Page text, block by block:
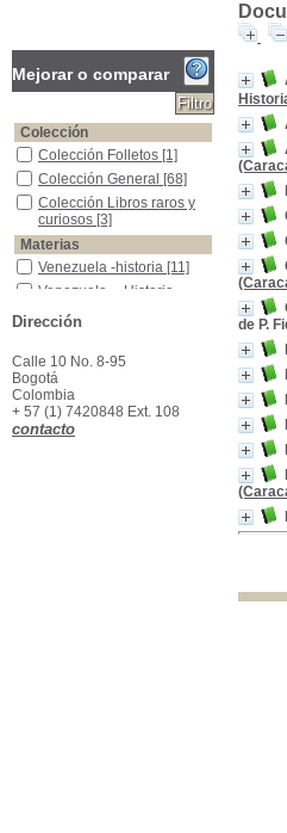
de P.
Mejorar o comparar
Colección
Colección Folletos
Colección Folletos [1]
Colección General
Colección General [68]
Colección Libros raros y curiosos
Colección Libros raros y
curiosos [3]
Materias
Venezuela -historia
Venezuela -historia [11]
Venezuela -- Historia -- Guerra de
Venezuela -- Historia --
-- 1810-1821
Venezuela -Historia -Colonia, 1556-1810
Colonia, 1556-1810
Venezuela -Historia -1810-1830
Venezuela -Historia
-1810-1830
América -Descubrimiento y Exploraciones
América -Descubrimiento
y Exploraciones
Iglesia Católica - Historia - Venezuela
Venezuela - Historia -Congresos -
Dirección
Calle 10 No. 8-95
Bogotá
Colombia
+ 57 (1) 7420848 Ext. 108
contacto